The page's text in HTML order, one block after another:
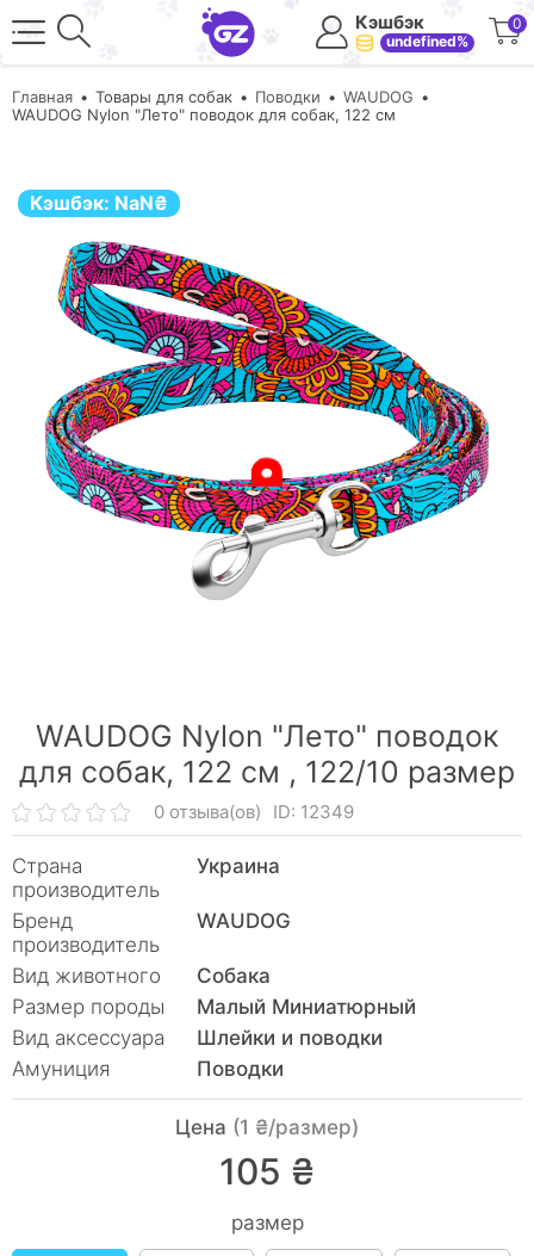
Кэшбэк
undefined%
0
Главная Товары для собак Поводки
WAUDOG
WAUDOG Nylon "Лето" поводок для собак, 122 см
Кэшбэк: NaN₴
WAUDOG Nylon "Лето" поводок
для собак, 122 см , 122/10 размер
0 отзыва(ов) ID: 12349
Страна
производитель
Украина
Бренд
производитель
WAUDOG
Вид животного
Собака
Размер породы
Малый Миниатюрный
Вид аксессуара
Шлейки и поводки
Амуниция
Поводки
Цена (1 ₴/размер)
105 ₴
размер